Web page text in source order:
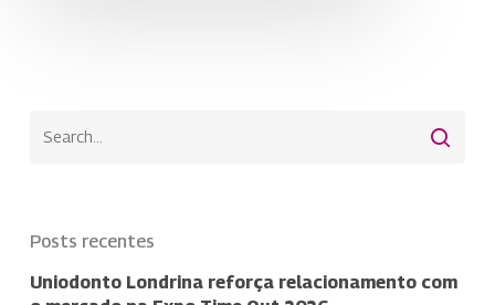
Posts recentes
Uniodonto Londrina reforça relacionamento com